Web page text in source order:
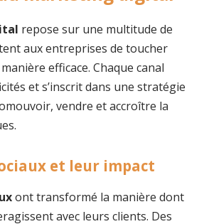
repose sur une multitude de
aux entreprises de toucher
efficace. Chaque canal
et s’inscrit dans une stratégie
vendre et accroître la
et leur impact
ont transformé la manière dont
avec leurs clients. Des